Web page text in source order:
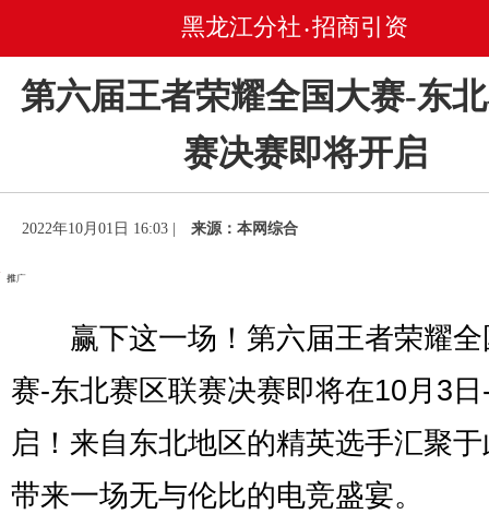
黑龙江分社 • 招商引资
第六届王者荣耀全国大赛-东
赛决赛即将开启
2022年10月01日 16:03 | 来源：本网综合
赢下这一场！第六届王者荣耀全
赛-东北赛区联赛决赛即将在10月3
启！来自东北地区的精英选手汇聚
带来一场无与伦比的电竞盛宴。